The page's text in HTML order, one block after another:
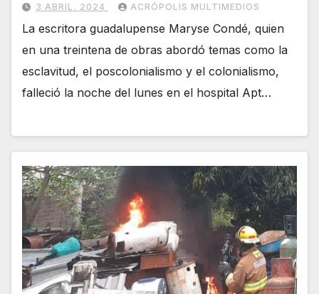
3 ABRIL, 2024 ACRÓPOLIS MULTIMEDIOS
La escritora guadalupense Maryse Condé, quien
en una treintena de obras abordó temas como la
esclavitud, el poscolonialismo y el colonialismo,
falleció la noche del lunes en el hospital Apt…